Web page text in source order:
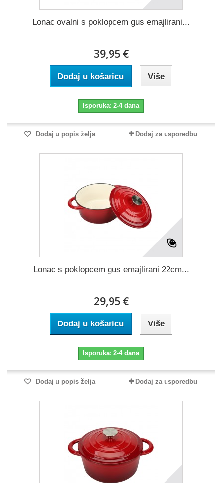
Lonac ovalni s poklopcem gus emajlirani...
39,95 €
Dodaj u košaricu Više
Isporuka: 2-4 dana
Dodaj u popis želja Dodaj za usporedbu
Lonac s poklopcem gus emajlirani 22cm...
29,95 €
Dodaj u košaricu Više
Isporuka: 2-4 dana
Dodaj u popis želja Dodaj za usporedbu